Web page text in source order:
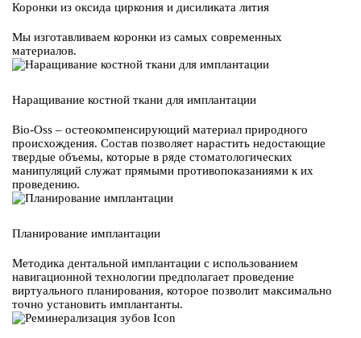
Коронки из оксида циркония и дисиликата лития
Мы изготавливаем коронки из самых современных
материалов.
Наращивание костной ткани для имплантации
Bio-Oss – остеокомпенсирующий материал природного
происхождения. Состав позволяет нарастить недостающие
твердые объемы, которые в ряде стоматологических
манипуляций служат прямыми противопоказаниями к их
проведению.
Планирование имплантации
Методика дентальной имплантации с использованием
навигационной технологии предполагает проведение
виртуального планирования, которое позволит максимально
точно установить имплантанты.